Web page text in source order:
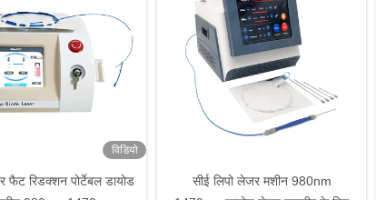
विडियो
फैट रिडक्शन पोर्टेबल डायोड
सीई लिपो लेजर मशीन 980nm